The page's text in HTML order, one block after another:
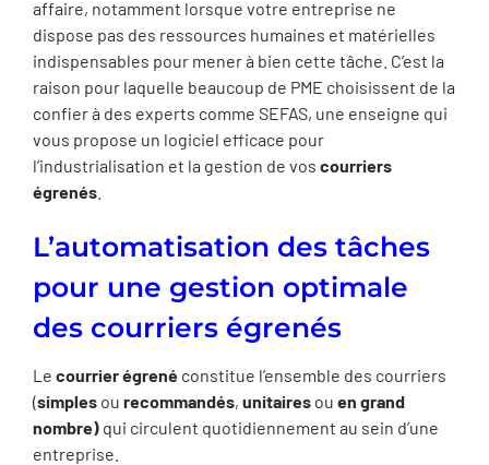
affaire, notamment lorsque votre entreprise ne
dispose pas des ressources humaines et matérielles
indispensables pour mener à bien cette tâche. C’est la
raison pour laquelle beaucoup de PME choisissent de la
confier à des experts comme SEFAS, une enseigne qui
vous propose un logiciel efficace pour
l’industrialisation et la gestion de vos courriers
égrenés
L’automatisation des tâches
pour une gestion optimale
des courriers égrenés
Le courrier égrené constitue l’ensemble des courriers
(simples ou recommandés, unitaires ou en grand
nombre) qui circulent quotidiennement au sein d’une
entreprise.